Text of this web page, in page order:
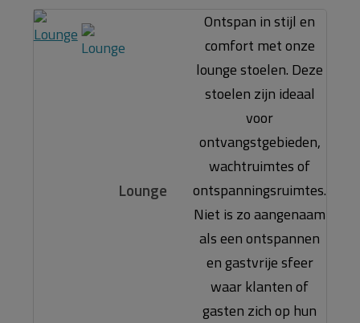
Lounge
Ontspan in stijl en
comfort met onze
lounge stoelen. Deze
stoelen zijn ideaal
voor
ontvangstgebieden,
wachtruimtes of
ontspanningsruimtes.
Niet is zo aangenaam
als een ontspannen
en gastvrije sfeer
waar klanten of
gasten zich op hun